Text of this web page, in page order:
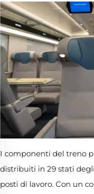
I componenti del treno
distribuiti in 29 stati
posti di lavoro. Con un